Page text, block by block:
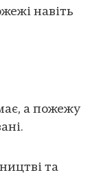
навіть
а пожежу
та